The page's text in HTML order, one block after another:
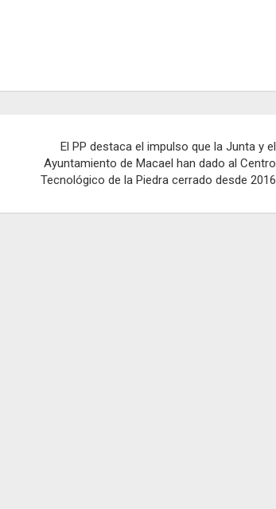
El PP destaca el impulso que la Junta y el
Ayuntamiento de Macael han dado al Centro
Tecnológico de la Piedra cerrado desde 2016